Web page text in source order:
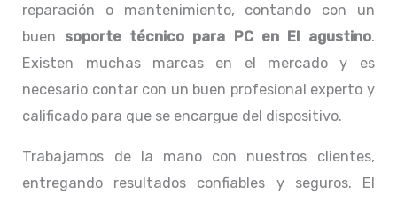
reparación o mantenimiento, contando con un
buen soporte técnico para PC en El agustino.
Existen muchas marcas en el mercado y es
necesario contar con un buen profesional experto y
calificado para que se encargue del dispositivo.
Trabajamos de la mano con nuestros clientes,
entregando resultados confiables y seguros. El